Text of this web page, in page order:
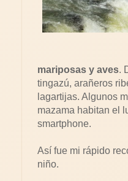
mariposas y aves.
tingazú, arañeros
lagartijas. Algunos
mazama habitan el
smartphone.
Así fue mi rápido
niño.